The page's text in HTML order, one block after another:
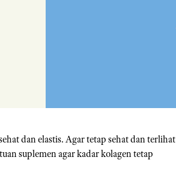
dan elastis. Agar tetap sehat dan terlihat
suplemen agar kadar kolagen tetap